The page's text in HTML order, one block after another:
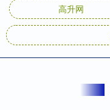
高升网